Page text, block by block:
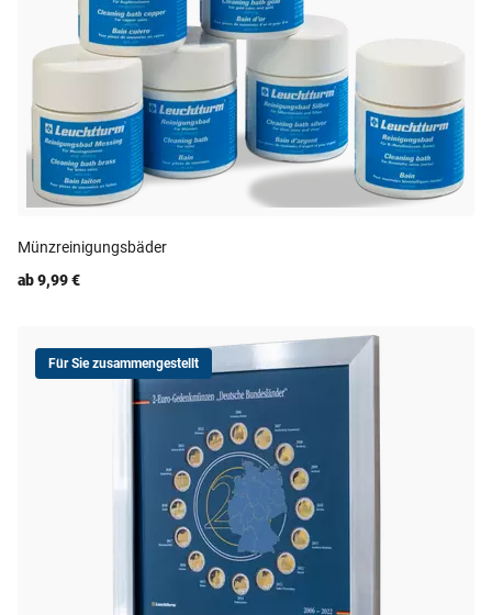
Münzreinigungsbäder
ab 9,99 €
Für Sie zusammengestellt